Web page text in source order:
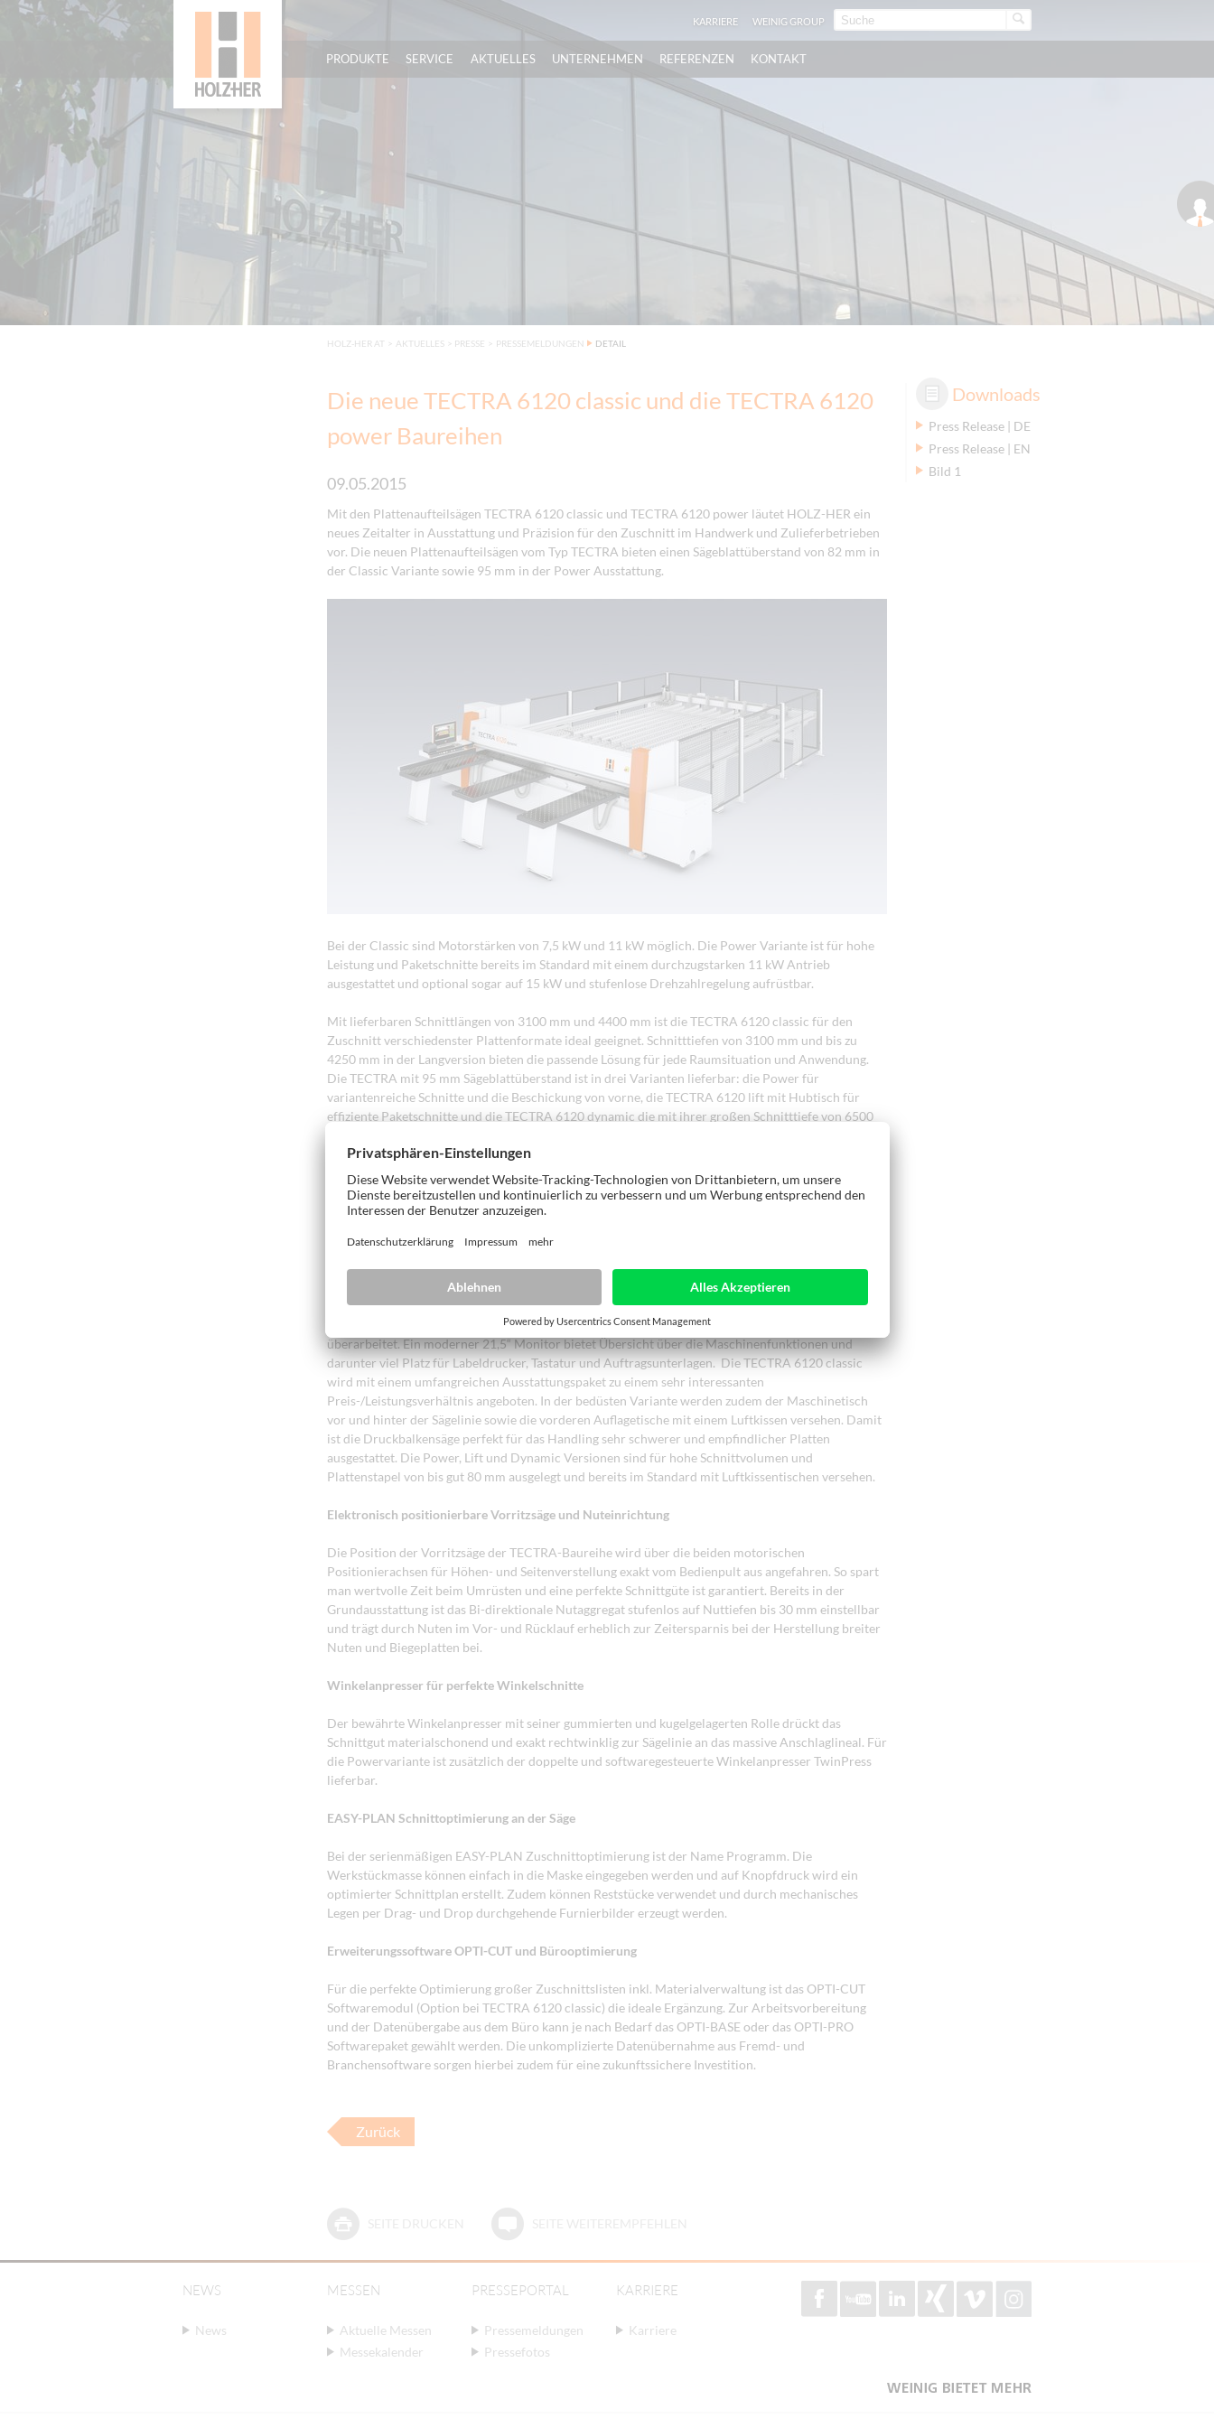
KARRIERE WEINIG GROUP
PRODUKTE SERVICE AKTUELLES UNTERNEHMEN REFERENZEN KONTAKT
HOLZ-HER AT > AKTUELLES > PRESSE > PRESSEMELDUNGEN DETAIL
Die neue TECTRA 6120 classic und die TECTRA 6120
power Baureihen
09.05.2015
Mit den Plattenaufteilsägen TECTRA 6120 classic und TECTRA 6120 power läutet HOLZ-HER ein
neues Zeitalter in Ausstattung und Präzision für den Zuschnitt im Handwerk und Zulieferbetrieben
vor. Die neuen Plattenaufteilsägen vom Typ TECTRA bieten einen Sägeblattüberstand von 82 mm in
der Classic Variante sowie 95 mm in der Power Ausstattung.
Bei der Classic sind Motorstärken von 7,5 kW und 11 kW möglich. Die Power Variante ist für hohe
Leistung und Paketschnitte bereits im Standard mit einem durchzugstarken 11 kW Antrieb
ausgestattet und optional sogar auf 15 kW und stufenlose Drehzahlregelung aufrüstbar.
Mit lieferbaren Schnittlängen von 3100 mm und 4400 mm ist die TECTRA 6120 classic für den
Zuschnitt verschiedenster Plattenformate ideal geeignet. Schnitttiefen von 3100 mm und bis zu
4250 mm in der Langversion bieten die passende Lösung für jede Raumsituation und Anwendung.
Die TECTRA mit 95 mm Sägeblattüberstand ist in drei Varianten lieferbar: die Power für
variantenreiche Schnitte und die Beschickung von vorne, die TECTRA 6120 lift mit Hubtisch für
effiziente Paketschnitte und die TECTRA 6120 dynamic die mit ihrer großen Schnitttiefe von 6500
Selbstverständlich bietet die neue TECTRA Baureihe Präzisionstechnologie mit geschliffenen
Linearführungen am Sägewagen, dem Breitenanschlag und den schwimmend gelagerten
Spannzangen. Vorschubgeschwindigkeiten von bis zu 70 m/min (classic) bzw. 100 m/min (power) am
optimierte Absaugführung sorgen für gleichbleibend optimale Schnittgüte.
Neues Design und Ausstattungspakete
HOLZ-HER hat neben dem Maschinendesign auch die Bedienpulte der gesamten Sägenbaureihe
überarbeitet. Ein moderner 21,5“ Monitor bietet Übersicht über die Maschinenfunktionen und
darunter viel Platz für Labeldrucker, Tastatur und Auftragsunterlagen. Die TECTRA 6120 classic
wird mit einem umfangreichen Ausstattungspaket zu einem sehr interessanten
Preis-/Leistungsverhältnis angeboten. In der bedüsten Variante werden zudem der Maschinetisch
vor und hinter der Sägelinie sowie die vorderen Auflagetische mit einem Luftkissen versehen. Damit
ist die Druckbalkensäge perfekt für das Handling sehr schwerer und empfindlicher Platten
ausgestattet. Die Power, Lift und Dynamic Versionen sind für hohe Schnittvolumen und
Plattenstapel von bis gut 80 mm ausgelegt und bereits im Standard mit Luftkissentischen versehen.
Elektronisch positionierbare Vorritzsäge und Nuteinrichtung
Die Position der Vorritzsäge der TECTRA-Baureihe wird über die beiden motorischen
Positionierachsen für Höhen- und Seitenverstellung exakt vom Bedienpult aus angefahren. So spart
man wertvolle Zeit beim Umrüsten und eine perfekte Schnittgüte ist garantiert. Bereits in der
Grundausstattung ist das Bi-direktionale Nutaggregat stufenlos auf Nuttiefen bis 30 mm einstellbar
und trägt durch Nuten im Vor- und Rücklauf erheblich zur Zeitersparnis bei der Herstellung breiter
Nuten und Biegeplatten bei.
Winkelanpresser für perfekte Winkelschnitte
Der bewährte Winkelanpresser mit seiner gummierten und kugelgelagerten Rolle drückt das
Schnittgut materialschonend und exakt rechtwinklig zur Sägelinie an das massive Anschlaglineal. Für
die Powervariante ist zusätzlich der doppelte und softwaregesteuerte Winkelanpresser TwinPress
lieferbar.
EASY-PLAN Schnittoptimierung an der Säge
Bei der serienmäßigen EASY-PLAN Zuschnittoptimierung ist der Name Programm. Die
Werkstückmasse können einfach in die Maske eingegeben werden und auf Knopfdruck wird ein
optimierter Schnittplan erstellt. Zudem können Reststücke verwendet und durch mechanisches
Legen per Drag- und Drop durchgehende Furnierbilder erzeugt werden.
Erweiterungssoftware OPTI-CUT und Bürooptimierung
Für die perfekte Optimierung großer Zuschnittslisten inkl. Materialverwaltung ist das OPTI-CUT
Softwaremodul (Option bei TECTRA 6120 classic) die ideale Ergänzung. Zur Arbeitsvorbereitung
und der Datenübergabe aus dem Büro kann je nach Bedarf das OPTI-BASE oder das OPTI-PRO
Softwarepaket gewählt werden. Die unkomplizierte Datenübernahme aus Fremd- und
Branchensoftware sorgen hierbei zudem für eine zukunftssichere Investition.
Downloads
Press Release | DE
Press Release | EN
Bild 1
Zurück
NEWS
News
MESSEN
Aktuelle Messen
Messekalender
PRESSEPORTAL
Pressemeldungen
Pressefotos
KARRIERE
Karriere